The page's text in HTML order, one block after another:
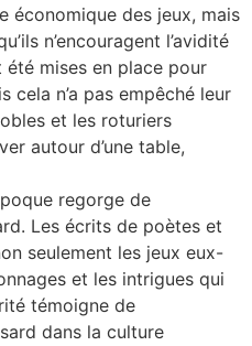
économique des jeux, mais
n’encouragent l’avidité
mises en place pour
cela n’a pas empêché leur
et les roturiers
autour d’une table,
regorge de
Les écrits de poètes et
seulement les jeux eux-
et les intrigues qui
témoigne de
dans la culture